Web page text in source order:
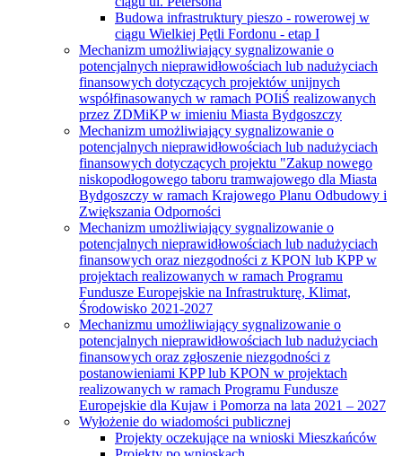
Budowa infrastruktury pieszo - rowerowej w
ciągu Wielkiej Pętli Fordonu - etap I
Mechanizm umożliwiający sygnalizowanie o
potencjalnych nieprawidłowościach lub nadużyciach
finansowych dotyczących projektów unijnych
współfinasowanych w ramach POIiŚ realizowanych
przez ZDMiKP w imieniu Miasta Bydgoszczy
Mechanizm umożliwiający sygnalizowanie o
potencjalnych nieprawidłowościach lub nadużyciach
finansowych dotyczących projektu "Zakup nowego
niskopodłogowego taboru tramwajowego dla Miasta
Bydgoszczy w ramach Krajowego Planu Odbudowy i
Zwiększania Odporności
Mechanizm umożliwiający sygnalizowanie o
potencjalnych nieprawidłowościach lub nadużyciach
finansowych oraz niezgodności z KPON lub KPP w
projektach realizowanych w ramach Programu
Fundusze Europejskie na Infrastrukturę, Klimat,
Środowisko 2021-2027
Mechanizmu umożliwiający sygnalizowanie o
potencjalnych nieprawidłowościach lub nadużyciach
finansowych oraz zgłoszenie niezgodności z
postanowieniami KPP lub KPON w projektach
realizowanych w ramach Programu Fundusze
Europejskie dla Kujaw i Pomorza na lata 2021 – 2027
Wyłożenie do wiadomości publicznej
Projekty oczekujące na wnioski Mieszkańców